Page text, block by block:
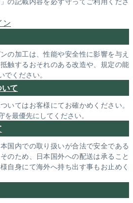
ン
の加工は、性能や安全性に影響を与え
触するおそれのある改造や、規定の能
ください。
て
いてはお客様にてお確かめください。
最優先にしてください。
国内での取り扱いが合法で安全である
のため、日本国外への配送は承ること
自身にて海外へ持ち出す事もお止めく